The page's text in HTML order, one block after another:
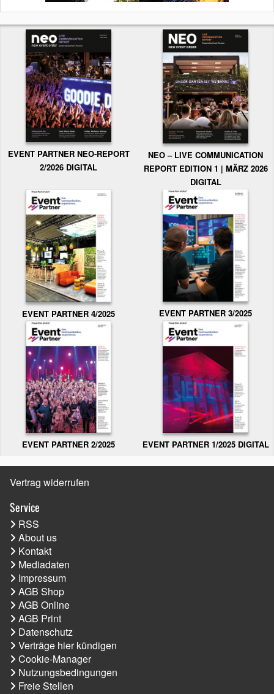
EVENT PARTNER NEO-REPORT
2/2026 DIGITAL
NEO – LIVE COMMUNICATION
REPORT EDITION 1 | MÄRZ 2026
DIGITAL
EVENT PARTNER 4/2025 EVENT PARTNER 3/2025
EVENT PARTNER 2/2025 EVENT PARTNER 1/2025 DIGITAL
Vertrag widerrufen
Service
RSS
About us
Kontakt
Mediadaten
Impressum
AGB Shop
AGB Online
AGB Print
Datenschutz
Verträge hier kündigen
Cookie-Manager
Nutzungsbedingungen
Freie Stellen